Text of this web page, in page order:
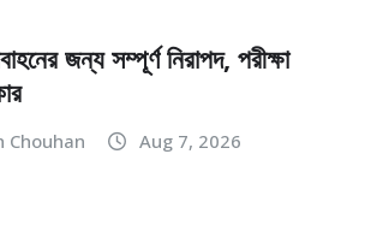
জন্য সম্পূর্ণ নিরাপদ, পরীক্ষা
Chouhan Aug 7, 2026